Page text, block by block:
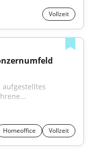
Vollzeit
Homeoffice Vollzeit